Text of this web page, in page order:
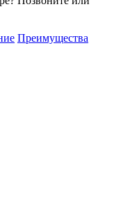
Преимущества